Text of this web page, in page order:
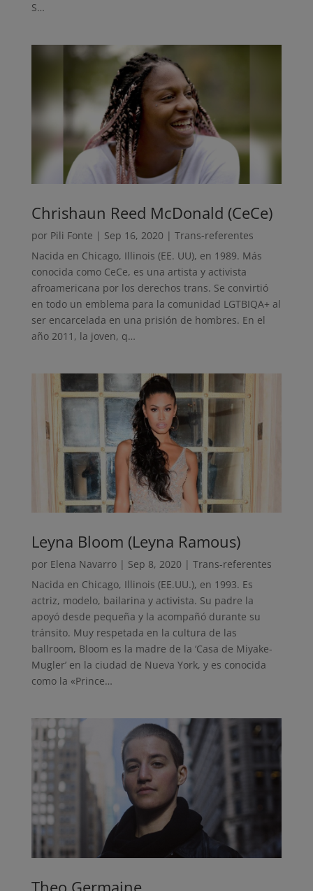
S…
Chrishaun Reed McDonald (CeCe)
por Pili Fonte | Sep 16, 2020 | Trans-referentes
Nacida en Chicago, Illinois (EE. UU), en 1989. Más
conocida como CeCe, es una artista y activista
afroamericana por los derechos trans. Se convirtió
en todo un emblema para la comunidad LGTBIQA+ al
ser encarcelada en una prisión de hombres. En el
año 2011, la joven, q…
Leyna Bloom (Leyna Ramous)
por Elena Navarro| Sep 8, 2020 | Trans-referentes
Nacida en Chicago, Illinois (EE.UU.), en 1993. Es
actriz, modelo, bailarina y activista. Su padre la
apoyó desde pequeña y la acompañó durante su
tránsito. Muy respetada en la cultura de las
ballroom, Bloom es la madre de la ‘Casa de Miyake-
Mugler’ en la ciudad de Nueva York, y es conocida
como la «Prince…
Theo Germaine